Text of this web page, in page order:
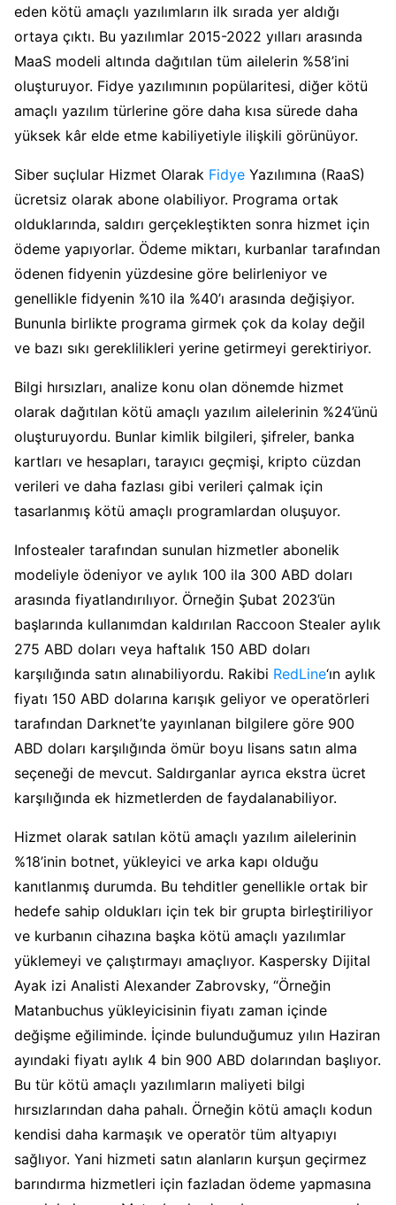
eden kötü amaçlı yazılımların ilk sırada yer aldığı
ortaya çıktı. Bu yazılımlar 2015-2022 yılları arasında
MaaS modeli altında dağıtılan tüm ailelerin %58’ini
oluşturuyor. Fidye yazılımının popülaritesi, diğer kötü
amaçlı yazılım türlerine göre daha kısa sürede daha
yüksek kâr elde etme kabiliyetiyle ilişkili görünüyor.
Siber suçlular Hizmet Olarak Fidye Yazılımına (RaaS)
ücretsiz olarak abone olabiliyor. Programa ortak
olduklarında, saldırı gerçekleştikten sonra hizmet için
ödeme yapıyorlar. Ödeme miktarı, kurbanlar tarafından
ödenen fidyenin yüzdesine göre belirleniyor ve
genellikle fidyenin %10 ila %40’ı arasında değişiyor.
Bununla birlikte programa girmek çok da kolay değil
ve bazı sıkı gereklilikleri yerine getirmeyi gerektiriyor.
Bilgi hırsızları, analize konu olan dönemde hizmet
olarak dağıtılan kötü amaçlı yazılım ailelerinin %24’ünü
oluşturuyordu. Bunlar kimlik bilgileri, şifreler, banka
kartları ve hesapları, tarayıcı geçmişi, kripto cüzdan
verileri ve daha fazlası gibi verileri çalmak için
tasarlanmış kötü amaçlı programlardan oluşuyor.
Infostealer tarafından sunulan hizmetler abonelik
modeliyle ödeniyor ve aylık 100 ila 300 ABD doları
arasında fiyatlandırılıyor. Örneğin Şubat 2023’ün
başlarında kullanımdan kaldırılan Raccoon Stealer aylık
275 ABD doları veya haftalık 150 ABD doları
karşılığında satın alınabiliyordu. Rakibi RedLine‘ın aylık
fiyatı 150 ABD dolarına karışık geliyor ve operatörleri
tarafından Darknet’te yayınlanan bilgilere göre 900
ABD doları karşılığında ömür boyu lisans satın alma
seçeneği de mevcut. Saldırganlar ayrıca ekstra ücret
karşılığında ek hizmetlerden de faydalanabiliyor.
Hizmet olarak satılan kötü amaçlı yazılım ailelerinin
%18’inin botnet, yükleyici ve arka kapı olduğu
kanıtlanmış durumda. Bu tehditler genellikle ortak bir
hedefe sahip oldukları için tek bir grupta birleştiriliyor
ve kurbanın cihazına başka kötü amaçlı yazılımlar
yüklemeyi ve çalıştırmayı amaçlıyor. Kaspersky Dijital
Ayak izi Analisti Alexander Zabrovsky, “Örneğin
Matanbuchus yükleyicisinin fiyatı zaman içinde
değişme eğiliminde. İçinde bulunduğumuz yılın Haziran
ayındaki fiyatı aylık 4 bin 900 ABD dolarından başlıyor.
Bu tür kötü amaçlı yazılımların maliyeti bilgi
hırsızlarından daha pahalı. Örneğin kötü amaçlı kodun
kendisi daha karmaşık ve operatör tüm altyapıyı
sağlıyor. Yani hizmeti satın alanların kurşun geçirmez
barındırma hizmetleri için fazladan ödeme yapmasına